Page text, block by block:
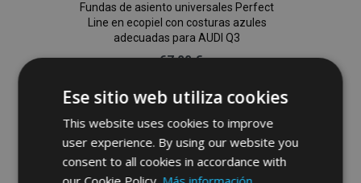
Fundas de asiento universales Perfect
Line en ecopiel con costuras azules
adecuadas para AUDI Q3
67,00 €
Anadir A La Cesta
Añadir
a la
Ese sitio web utiliza cookies
This website uses cookies to improve
user experience. By using our website you
consent to all cookies in accordance with